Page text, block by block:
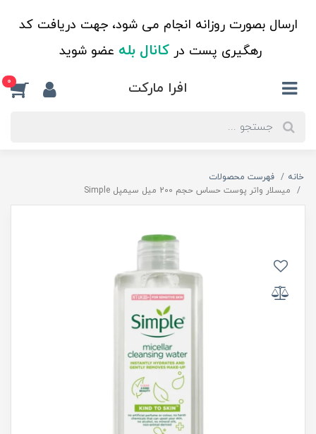
ارسال بصورت روزانه انجام می شود، جهت دریافت کد
رهگیری پست درکانال بله عضو شوید
افرا مارکت 0
خانه
فهرست محصولات
میسلار واتر پوست حساس حجم 200 میل سیمپل Simple